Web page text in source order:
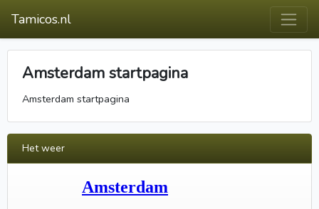
Tamicos.nl
Amsterdam startpagina
Amsterdam startpagina
Het weer